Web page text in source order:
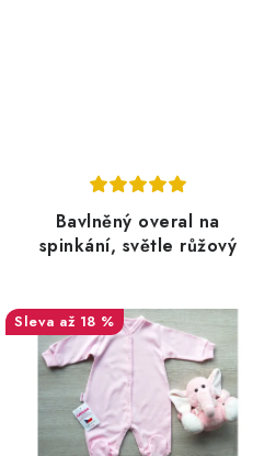
Bavlněný overal na
spinkání, světle růžový
až 18 %